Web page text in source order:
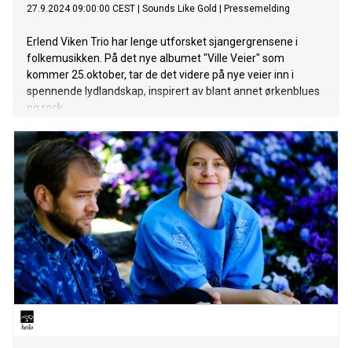
27.9.2024 09:00:00 CEST Sounds Like Gold Pressemelding
Erlend Viken Trio har lenge utforsket sjangergrensene i
folkemusikken. På det nye albumet "Ville Veier" som
kommer 25.oktober, tar de det videre på nye veier inn i
spennende lydlandskap, inspirert av blant annet ørkenblues
og rock.